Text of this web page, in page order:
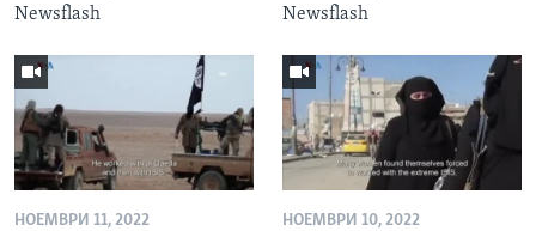
Newsflash Newsflash
НОЕМВРИ 11, 2022 НОЕМВРИ 10, 2022